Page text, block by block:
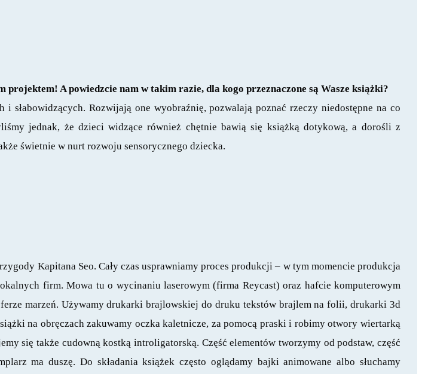
projektem! A powiedzcie nam w takim razie, dla kogo przeznaczone są Wasze książki?
Rozwijają one wyobraźnię, pozwalają poznać rzeczy niedostępne na co
jednak, że dzieci widzące również chętnie bawią się książką dotykową, a dorośli z
świetnie w nurt rozwoju sensorycznego dziecka.
Kapitana Seo. Cały czas usprawniamy proces produkcji – w tym momencie produkcja
firm. Mowa tu o wycinaniu laserowym (firma Reycast) oraz hafcie komputerowym
marzeń. Używamy drukarki brajlowskiej do druku tekstów brajlem na folii, drukarki 3d
na obręczach zakuwamy oczka kaletnicze, za pomocą praski i robimy otwory wiertarką
się także cudowną kostką introligatorską. Część elementów tworzymy od podstaw, część
ma duszę. Do składania książek często oglądamy bajki animowane albo słuchamy